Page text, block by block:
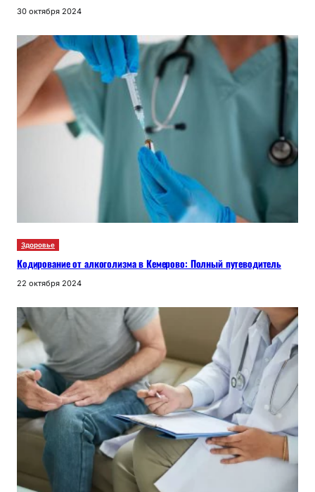
30 октября 2024
Здоровье
Кодирование от алкоголизма в Кемерово: Полный путеводитель
22 октября 2024